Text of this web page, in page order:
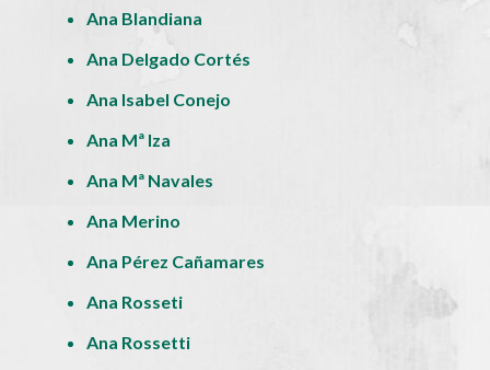
Ana Blandiana
Ana Delgado Cortés
Ana Isabel Conejo
Ana Mª Iza
Ana Mª Navales
Ana Merino
Ana Pérez Cañamares
Ana Rosseti
Ana Rossetti